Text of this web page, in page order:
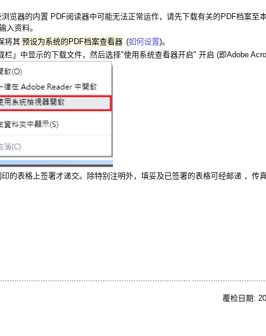
览器的内置 PDF阅读器中可能无法正常运作，请先下载有关的PDF档案至
入资料。
将其 预设为系统的PDF档案查看器 (如何设置)。
」中显示的下载文件，然后选择"使用系统查看器开启" 开启 (即Adobe
的表格上签署才递交。除特别注明外，填妥及已签署的表格可经邮递 ，传
覆检日期: